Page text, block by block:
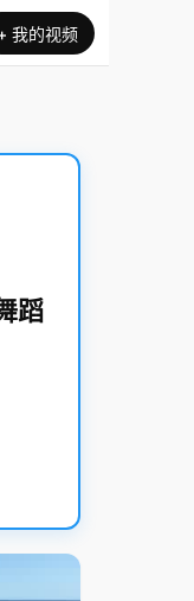
我的视频
蹈